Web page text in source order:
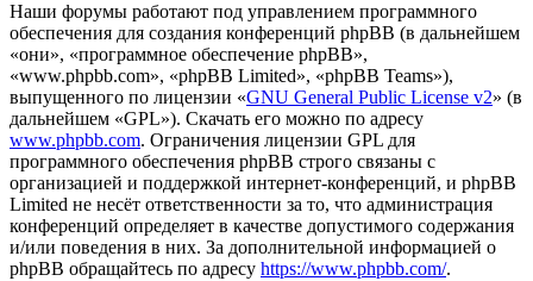
Наши форумы работают под управлением программного
обеспечения для создания конференций phpBB (в дальнейшем
«они», «программное обеспечение phpBB»,
«www.phpbb.com», «phpBB Limited», «phpBB Teams»),
выпущенного по лицензии «GNU General Public License v2» (в
дальнейшем «GPL»). Скачать его можно по адресу
www.phpbb.com. Ограничения лицензии GPL для
программного обеспечения phpBB строго связаны с
организацией и поддержкой интернет-конференций, и phpBB
Limited не несёт ответственности за то, что администрация
конференций определяет в качестве допустимого содержания
и/или поведения в них. За дополнительной информацией о
phpBB обращайтесь по адресу https://www.phpbb.com/.